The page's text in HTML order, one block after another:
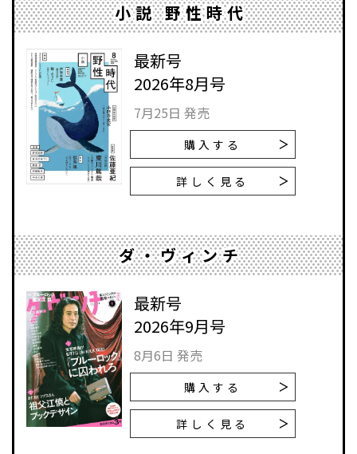
小説 野性時代
最新号
2026年8月号
7月25日 発売
購入する
詳しく見る
ダ・ヴィンチ
最新号
2026年9月号
8月6日 発売
購入する
詳しく見る